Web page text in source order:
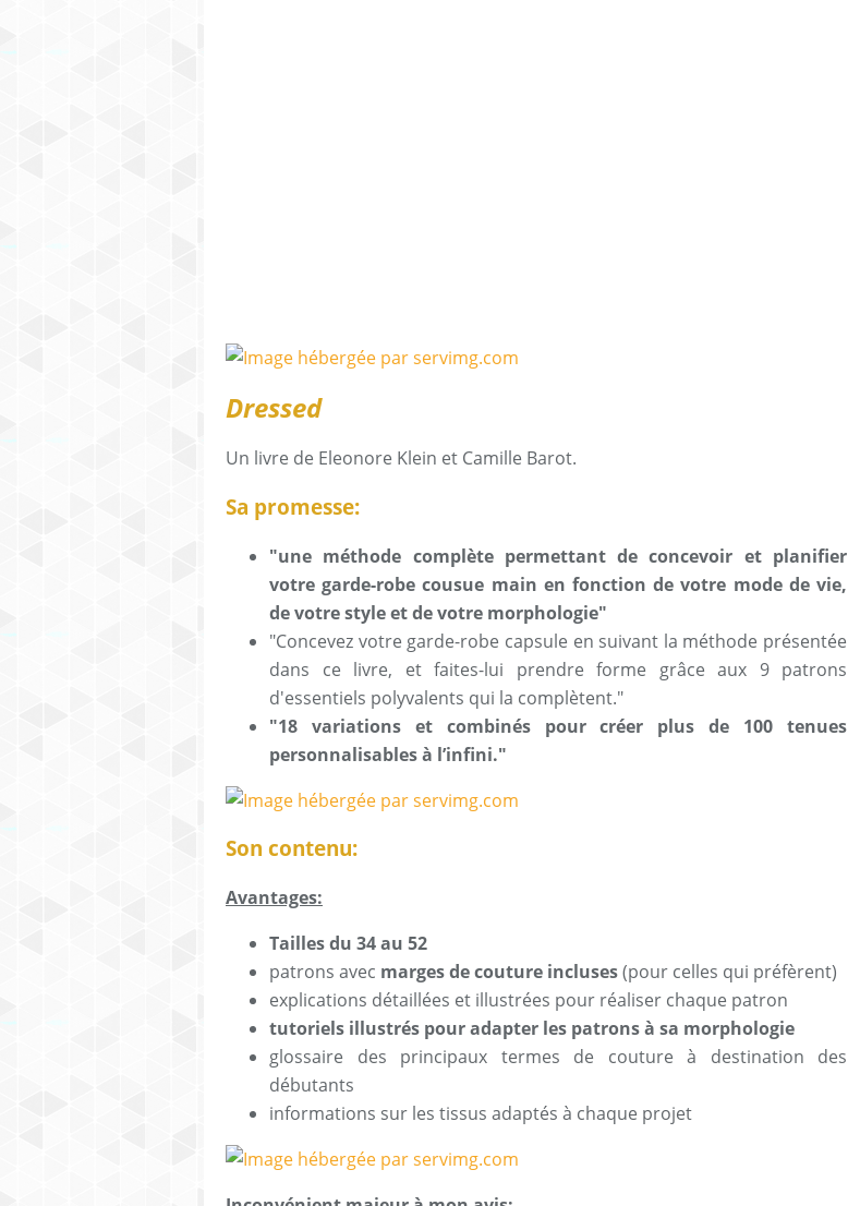
Dressed
Un livre de Eleonore Klein et Camille Barot.
Sa promesse:
"une méthode complète permettant de concevoir et planifier
votre garde-robe cousue main en fonction de votre mode de vie,
de votre style et de votre morphologie"
"Concevez votre garde-robe capsule en suivant la méthode présentée
dans ce livre, et faites-lui prendre forme grâce aux 9 patrons
d'essentiels polyvalents qui la complètent."
"18 variations et combinés pour créer plus de 100 tenues
personnalisables à l’infini."
Son contenu:
Avantages:
Tailles du 34 au 52
patrons avec marges de couture incluses(pour celles qui préfèrent)
explications détaillées et illustrées pour réaliser chaque patron
tutoriels illustrés pour adapter les patrons à sa morphologie
glossaire des principaux termes de couture à destination des
débutants
informations sur les tissus adaptés à chaque projet